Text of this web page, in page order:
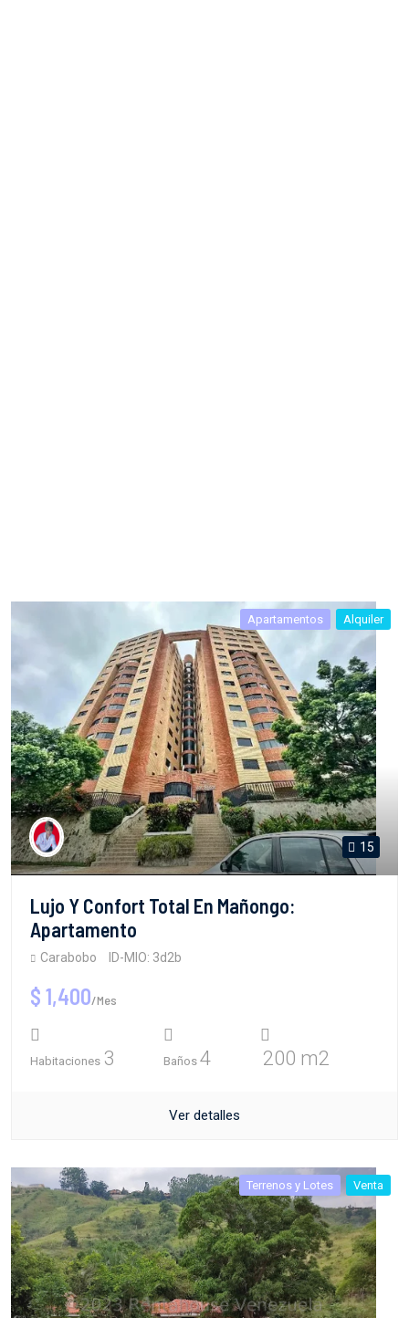
Apartamentos Alquiler
15
Lujo Y Confort Total En Mañongo:
Apartamento
Carabobo ID-MIO: 3d2b
$ 1,400/Mes
Habitaciones 3 Baños 4 200 m2
Ver detalles
Terrenos y Lotes Venta